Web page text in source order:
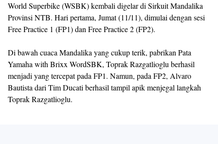
World Superbike (WSBK) kembali digelar di Sirkuit Mandalika
Provinsi NTB. Hari pertama, Jumat (11/11), dimulai dengan sesi
Free Practice 1 (FP1) dan Free Practice 2 (FP2).
Di bawah cuaca Mandalika yang cukup terik, pabrikan Pata
Yamaha with Brixx WordSBK, Toprak Razgatlioglu berhasil
menjadi yang tercepat pada FP1. Namun, pada FP2, Alvaro
Bautista dari Tim Ducati berhasil tampil apik menjegal langkah
Toprak Razgatlioglu.